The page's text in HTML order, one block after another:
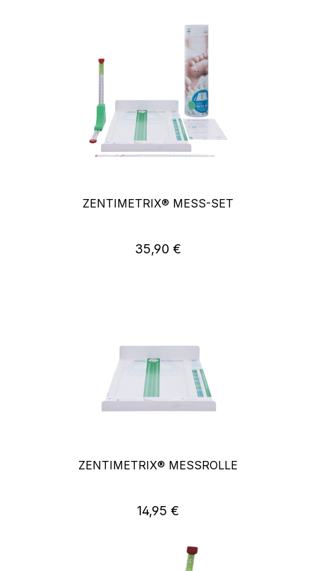
ZENTIMETRIX® MESS-SET
Regulärer Preis:
35,90 €
ZENTIMETRIX® MESSROLLE
Regulärer Preis:
14,95 €